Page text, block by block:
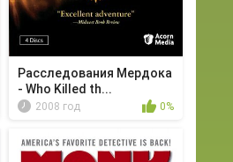
Расследования Мердока
- Who Killed th...
2008 год 0%